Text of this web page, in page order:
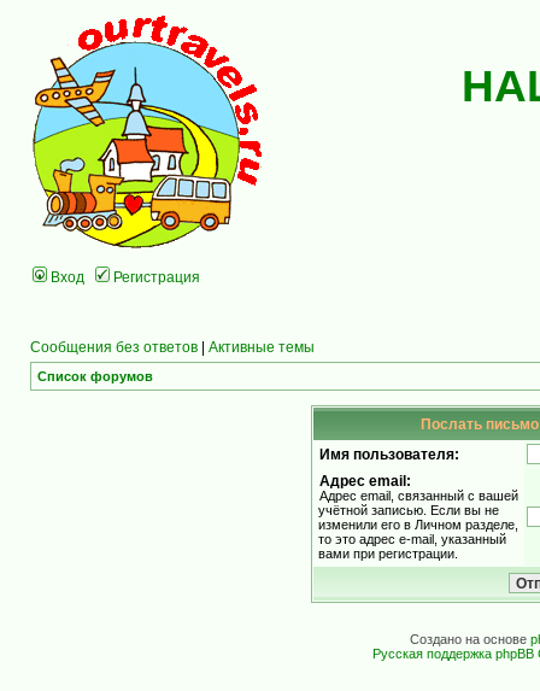
Вход Регистрация
Сообщения без ответов | Активные темы
Список форумов
Послать письмо
Имя пользователя:
Адрес email:
Адрес email, связанный с вашей
учётной записью. Если вы не
изменили его в Личном разделе,
то это адрес e-mail, указанный
вами при регистрации.
Создано на основе
Русская поддержка phpBB